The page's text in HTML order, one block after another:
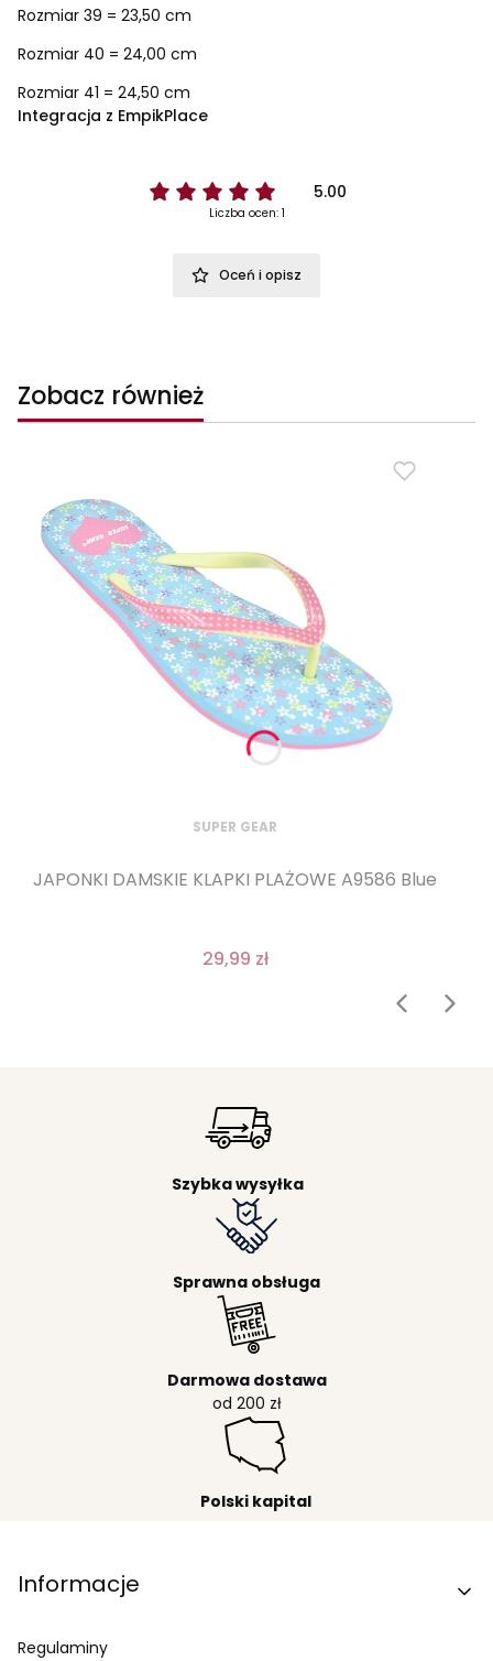
Rozmiar 39 = 23,50 cm
Rozmiar 40 = 24,00 cm
Rozmiar 41 = 24,50 cm
Integracja z EmpikPlace
5.00
Liczba ocen: 1
Oceń i opisz
Zobacz również
SUPER GEAR
JAPONKI DAMSKIE KLAPKI PLAŻOWE A9586 Blue
29,99 zł
Szybka wysyłka
Sprawna obsługa
Darmowa dostawa
od 200 zł
Polski kapital
Linki w stopce
Informacje
Regulaminy